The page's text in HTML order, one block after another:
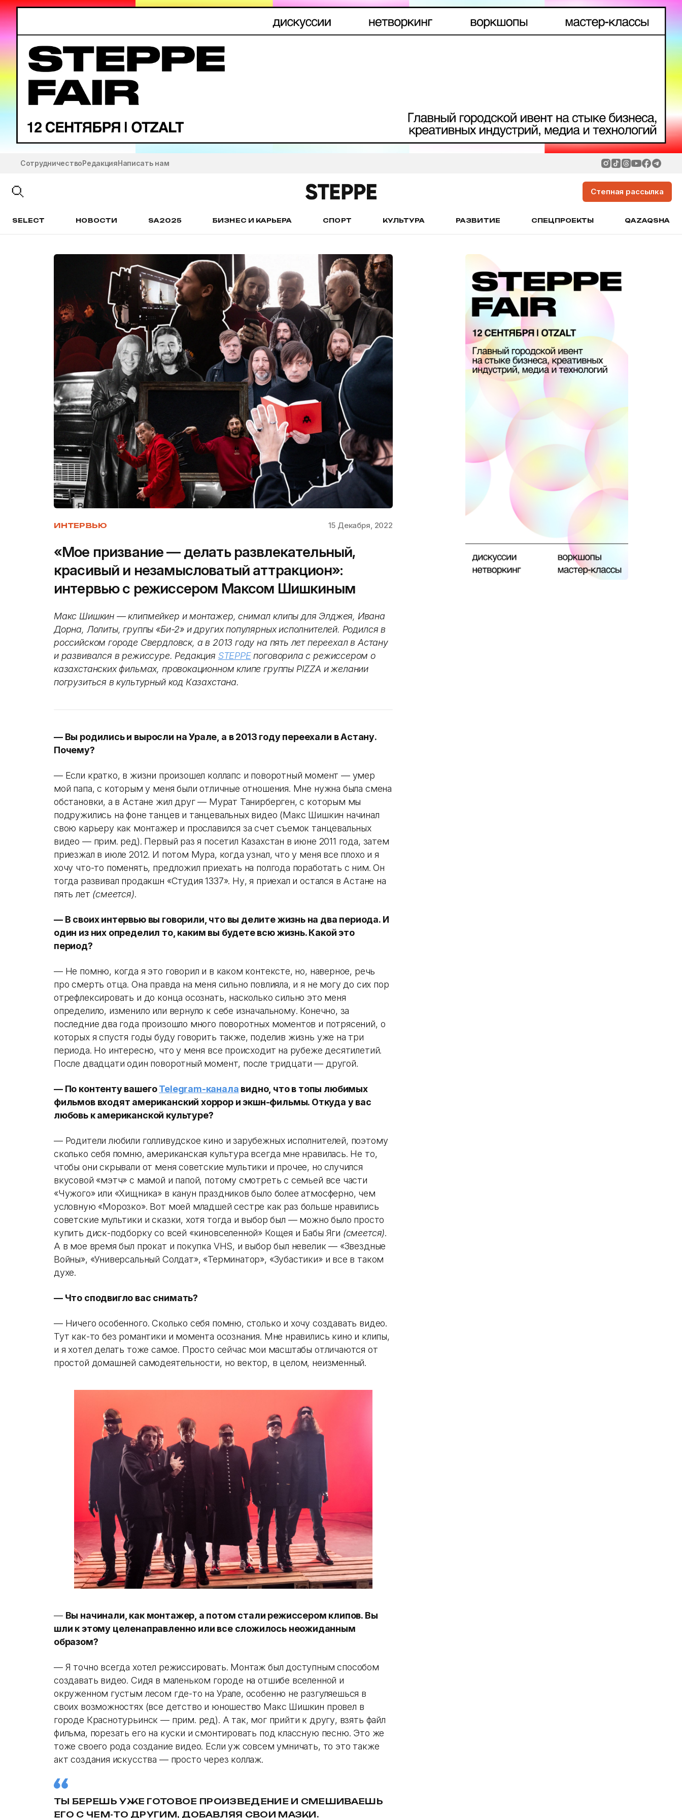
СотрудничествоРедакцияНаписать нам
Степная рассылка
SELECT НОВОСТИ SA2025 БИЗНЕС И КАРЬЕРА СПОРТ КУЛЬТУРА РАЗВИТИЕ СПЕЦПРОЕКТЫ QAZAQSHA
ИНТЕРВЬЮ 15 Декабря, 2022
«Мое призвание — делать развлекательный,
красивый и незамысловатый аттракцион»:
интервью с режиссером Максом Шишкиным
Макс Шишкин — клипмейкер и монтажер, снимал клипы для Элджея, Ивана
Дорна, Лолиты, группы «Би-2» и других популярных исполнителей. Родился в
российском городе Свердловск, а в 2013 году на пять лет переехал в Астану
и развивался в режиссуре. Редакция STEPPEпоговорила с режиссером о
казахстанских фильмах, провокационном клипе группы PIZZA и желании
погрузиться в культурный код Казахстана.
— Вы родились и выросли на Урале, а в 2013 году переехали в Астану.
Почему?
— Если кратко, в жизни произошел коллапс и поворотный момент — умер
мой папа, с которым у меня были отличные отношения. Мне нужна была смена
обстановки, а в Астане жил друг — Мурат Танирберген, с которым мы
подружились на фоне танцев и танцевальных видео (Макс Шишкин начинал
свою карьеру как монтажер и прославился за счет съемок танцевальных
видео — прим. ред). Первый раз я посетил Казахстан в июне 2011 года, затем
приезжал в июле 2012. И потом Мура, когда узнал, что у меня все плохо и я
хочу что-то поменять, предложил приехать на полгода поработать с ним. Он
тогда развивал продакшн «Студия 1337». Ну, я приехал и остался в Астане на
пять лет (смеется).
— В своих интервью вы говорили, что вы делите жизнь на два периода. И
один из них определил то, каким вы будете всю жизнь. Какой это
период?
— Не помню, когда я это говорил и в каком контексте, но, наверное, речь
про смерть отца. Она правда на меня сильно повлияла, и я не могу до сих пор
отрефлексировать и до конца осознать, насколько сильно это меня
определило, изменило или вернуло к себе изначальному. Конечно, за
последние два года произошло много поворотных моментов и потрясений, о
которых я спустя годы буду говорить также, поделив жизнь уже на три
периода. Но интересно, что у меня все происходит на рубеже десятилетий.
После двадцати один поворотный момент, после тридцати — другой.
— По контенту вашегоTelegram-канала видно, что в топы любимых
фильмов входят американский хоррор и экшн-фильмы. Откуда у вас
любовь к американской культуре?
— Родители любили голливудское кино и зарубежных исполнителей, поэтому
сколько себя помню, американская культура всегда мне нравилась. Не то,
чтобы они скрывали от меня советские мультики и прочее, но случился
вкусовой «мэтч» с мамой и папой, потому смотреть с семьей все части
«Чужого» или «Хищника» в канун праздников было более атмосферно, чем
условную «Морозко». Вот моей младшей сестре как раз больше нравились
советские мультики и сказки, хотя тогда и выбор был — можно было просто
купить диск-подборку со всей «киновселенной» Кощея и Бабы Яги (смеется).
А в мое время был прокат и покупка VHS, и выбор был невелик — «Звездные
Войны», «Универсальный Солдат», «Терминатор», «Зубастики» и все в таком
духе.
— Что сподвигло вас снимать?
— Ничего особенного. Сколько себя помню, столько и хочу создавать видео.
Тут как-то без романтики и момента осознания. Мне нравились кино и клипы,
и я хотел делать тоже самое. Просто сейчас мои масштабы отличаются от
простой домашней самодеятельности, но вектор, в целом, неизменный.
— Вы начинали, как монтажер, а потом стали режиссером клипов. Вы
шли к этому целенаправленно или все сложилось неожиданным
образом?
— Я точно всегда хотел режиссировать. Монтаж был доступным способом
создавать видео. Сидя в маленьком городе на отшибе вселенной и
окруженном густым лесом где-то на Урале, особенно не разгуляешься в
своих возможностях (все детство и юношество Макс Шишкин провел в
городе Краснотурьинск — прим. ред). А так, мог прийти к другу, взять файл
фильма, порезать его на куски и смонтировать под классную песню. Это же
тоже своего рода создание видео. Если уж совсем умничать, то это также
акт создания искусства — просто через коллаж.
ТЫ БЕРЕШЬ УЖЕ ГОТОВОЕ ПРОИЗВЕДЕНИЕ И СМЕШИВАЕШЬ
ЕГО С ЧЕМ-ТО ДРУГИМ, ДОБАВЛЯЯ СВОИ МАЗКИ.